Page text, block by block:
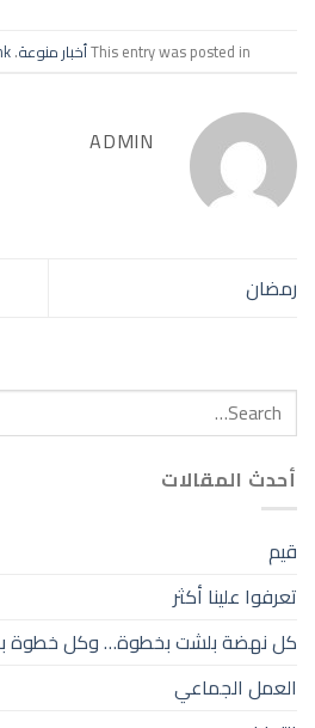
This entry was posted inأخبار منوعة. Bookmark the
ADMIN
رمضان
أحدث المقالات
قيم
تعرفوا علينا أكثر
كل نهضة بلشت بخطوة… وكل خطوة
العمل الجماعي